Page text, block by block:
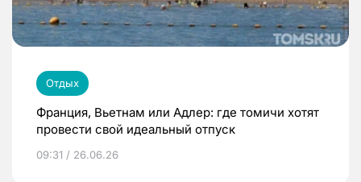
Отдых
Франция, Вьетнам или Адлер: где томичи хотят
провести свой идеальный отпуск
09:31 / 26.06.26